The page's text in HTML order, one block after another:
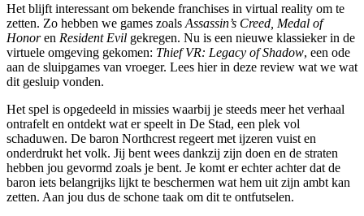
Het blijft interessant om bekende franchises in virtual reality om te
zetten. Zo hebben we games zoals Assassin’s Creed, Medal of
Honoren Resident Evil gekregen. Nu is een nieuwe klassieker in de
virtuele omgeving gekomen: Thief VR: Legacy of Shadow, een ode
aan de sluipgames van vroeger. Lees hier in deze review wat we wat
dit gesluip vonden.
Het spel is opgedeeld in missies waarbij je steeds meer het verhaal
ontrafelt en ontdekt wat er speelt in De Stad, een plek vol
schaduwen. De baron Northcrest regeert met ijzeren vuist en
onderdrukt het volk. Jij bent wees dankzij zijn doen en de straten
hebben jou gevormd zoals je bent. Je komt er echter achter dat de
baron iets belangrijks lijkt te beschermen wat hem uit zijn ambt kan
zetten. Aan jou dus de schone taak om dit te ontfutselen.